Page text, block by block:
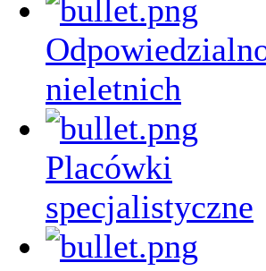
nieletnich
Placówki
specjalistyczne